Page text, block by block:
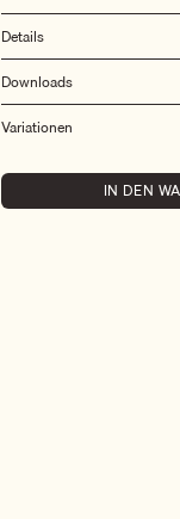
Details
Downloads
Variationen
IN DEN